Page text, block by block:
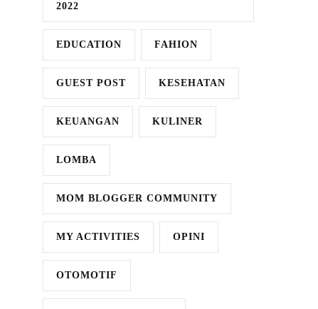
2022
EDUCATION FAHION
GUEST POST KESEHATAN
KEUANGAN KULINER
LOMBA
MOM BLOGGER COMMUNITY
MY ACTIVITIES OPINI
OTOMOTIF